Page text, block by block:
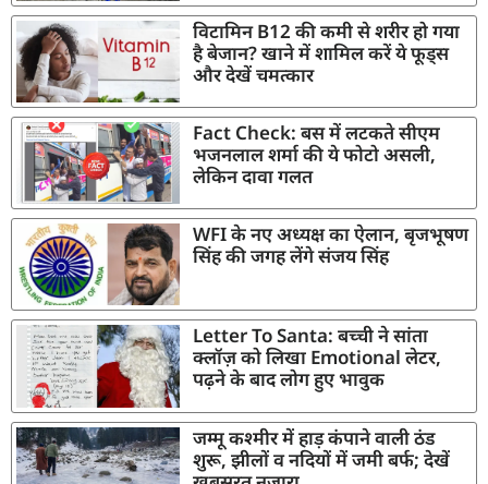
विटामिन B12 की कमी से शरीर हो गया
है बेजान? खाने में शामिल करें ये फूड्स
और देखें चमत्कार
Fact Check: बस में लटकते सीएम
भजनलाल शर्मा की ये फोटो असली,
लेकिन दावा गलत
WFI के नए अध्यक्ष का ऐलान, बृजभूषण
सिंह की जगह लेंगे संजय सिंह
Letter To Santa: बच्ची ने सांता
क्लॉज़ को लिखा Emotional लेटर,
पढ़ने के बाद लोग हुए भावुक
जम्मू कश्मीर में हाड़ कंपाने वाली ठंड
शुरू, झीलों व नदियों में जमी बर्फ; देखें